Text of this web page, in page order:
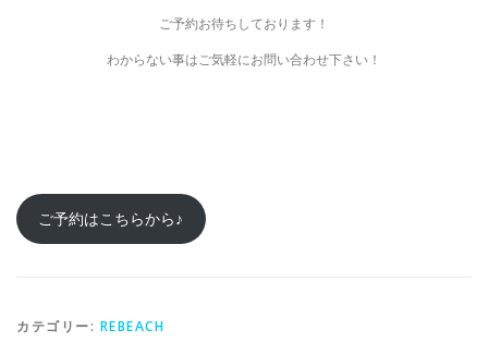
ご予約お待ちしております！
わからない事はご気軽にお問い合わせ下さい！
ご予約はこちらから♪
カテゴリー: REBEACH